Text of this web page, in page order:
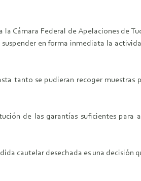
Cámara Federal de Apelaciones de
en forma inmediata la
tanto se pudieran recoger muestras
de las garantías suficientes para
cautelar desechada es una decisión